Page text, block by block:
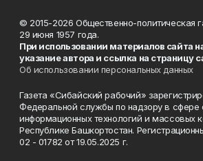
© 2015-2026 Общественно-политическая
29 июня 1957 года.
При использовании материалов сайта
указание автора и ссылка на страницу
Об использовании персональных данных
Газета «Сибайский рабочий»
Федеральной службы по надзору в сфере
информационных технологий и массовых
Республике Башкортостан.
02 - 01782 от 19.05.2025 г.